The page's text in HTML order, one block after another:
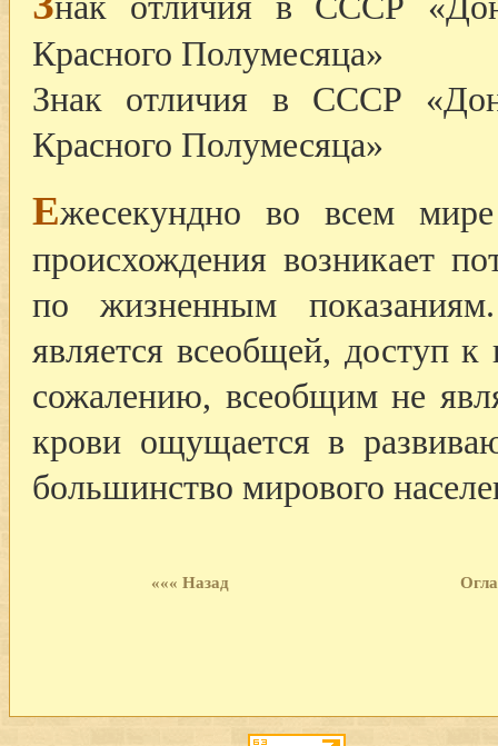
Красного Полумесяца»
Знак отличия в СССР
Красного Полумесяца»
Ежесекундно во всем
происхождения возникает
по жизненным
является всеобщей, доступ
сожалению, всеобщим не
крови ощущается в
большинство мирового
««« Назад